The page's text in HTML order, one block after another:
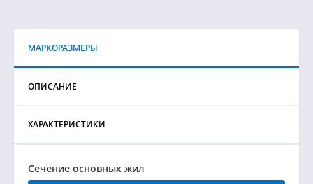
МАРКОРАЗМЕРЫ
ОПИСАНИЕ
ХАРАКТЕРИСТИКИ
Сечение основных жил